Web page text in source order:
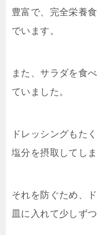
豊富で、完全栄養
でいます。
また、サラダを食
ていました。
ドレッシングもた
塩分を摂取してしま
それを防ぐため、
皿に入れて少しず